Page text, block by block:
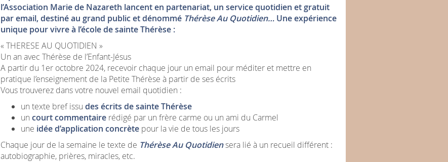
l’Association Marie de Nazareth lancent en partenariat, un service quotidien et gratuit
par email, destiné au grand public et dénommé Thérèse Au Quotidien… Une expérience
unique pour vivre à l’école de sainte Thérèse :
« THERESE AU QUOTIDIEN »
Un an avec Thérèse de l’Enfant-Jésus
A partir du 1er octobre 2024, recevoir chaque jour un email pour méditer et mettre en
pratique l’enseignement de la Petite Thérèse à partir de ses écrits
Vous trouverez dans votre nouvel email quotidien :
un texte bref issu des écrits de sainte Thérèse
un court commentairerédigé par un frère carme ou un ami du Carmel
une idée d’application concrètepour la vie de tous les jours
Chaque jour de la semaine le texte de Thérèse Au Quotidiensera lié à un recueil différent :
autobiographie, prières, miracles, etc.